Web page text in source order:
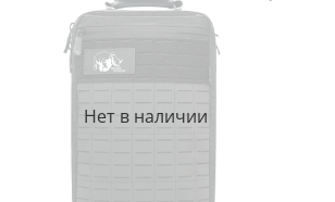
Нет в наличии